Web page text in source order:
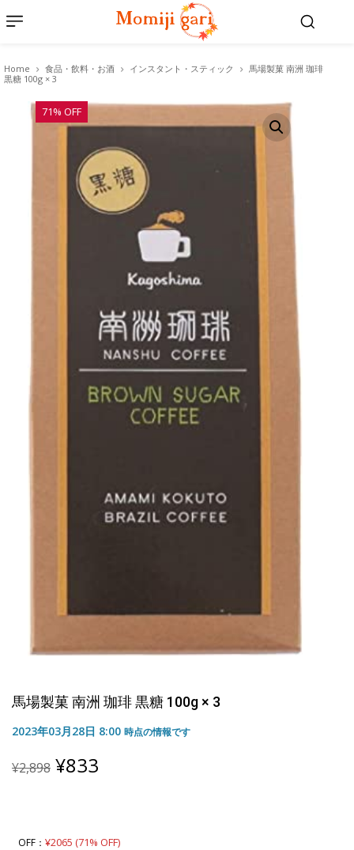
Home 食品・飲料・お酒 インスタント・スティック
馬場製菓 南洲 珈琲
黒糖 100g × 3
71% OFF
馬場製菓 南洲 珈琲 黒糖 100g × 3
2023年03月28日 8:00 時点の情報です
¥2,898 Original
price
¥833
OFF： ¥2065 (71% OFF)